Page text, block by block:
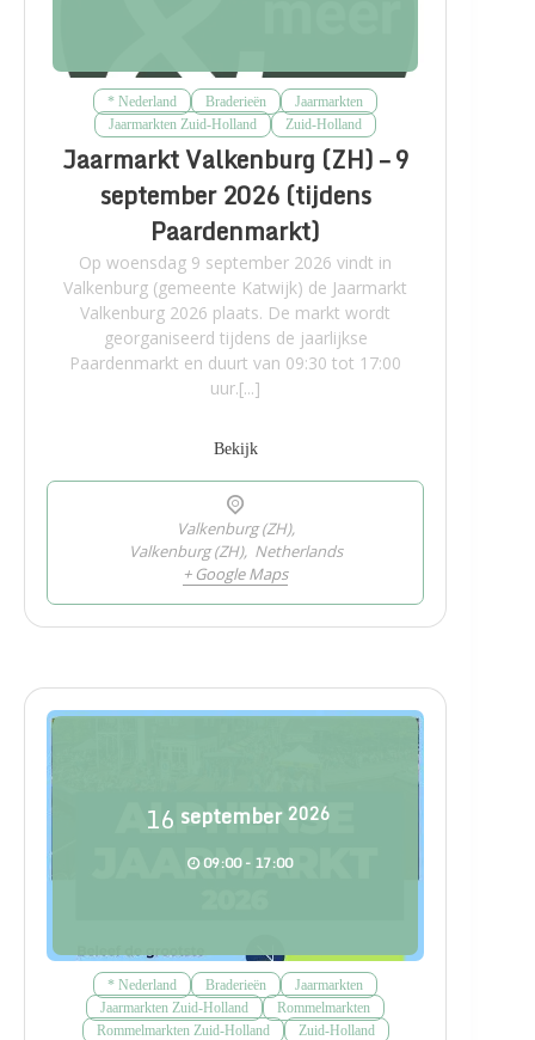
* Nederland Braderieën
Jaarmarkten
Jaarmarkten Zuid-Holland
Zuid-Holland
Jaarmarkt Valkenburg (ZH) – 9
september 2026 (tijdens
Paardenmarkt)
Op woensdag 9 september 2026 vindt in
Valkenburg (gemeente Katwijk) de Jaarmarkt
Valkenburg 2026 plaats. De markt wordt
georganiseerd tijdens de jaarlijkse
Paardenmarkt en duurt van 09:30 tot 17:00
uur.[...]
Bekijk
Valkenburg (ZH),
Valkenburg (ZH), Netherlands
+ Google Maps
16 september 2026
09:00 - 17:00
* Nederland Braderieën
Jaarmarkten
Jaarmarkten Zuid-Holland
Rommelmarkten
Rommelmarkten Zuid-Holland
Zuid-Holland